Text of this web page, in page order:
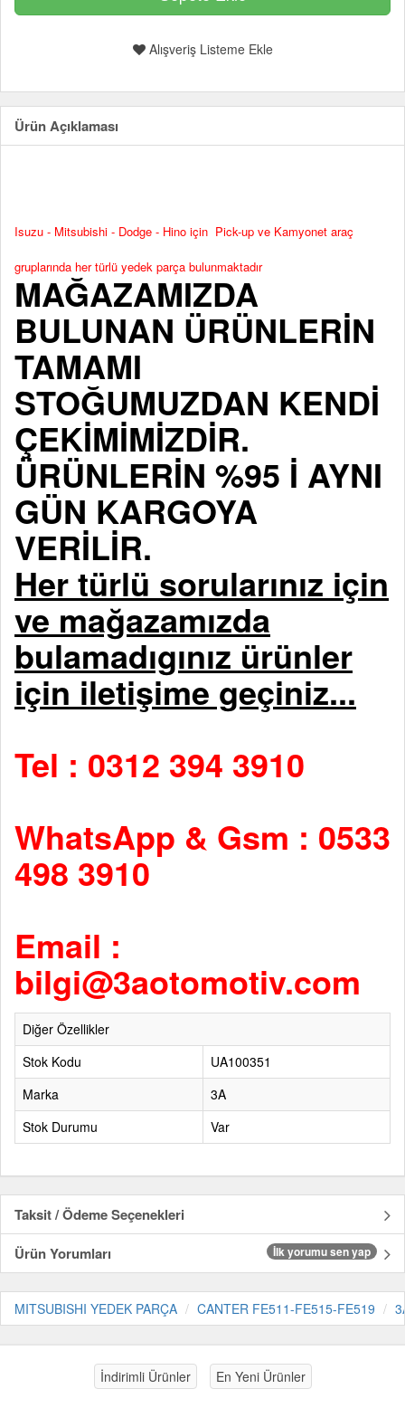
Alışveriş Listeme Ekle
Ürün Açıklaması
Isuzu - Mitsubishi - Dodge - Hino için Pick-up ve Kamyonet araç
gruplarında her türlü yedek parça bulunmaktadır
MAĞAZAMIZDA
BULUNAN ÜRÜNLERİN
TAMAMI
STOĞUMUZDAN KENDİ
ÇEKİMİMİZDİR.
ÜRÜNLERİN %95 İ AYNI
GÜN KARGOYA
VERİLİR.
Her türlü sorularınız için
ve mağazamızda
bulamadıgınız ürünler
için iletişime geçiniz...
Tel : 0312 394 3910
WhatsApp & Gsm : 0533
498 3910
Email :
bilgi@3aotomotiv.com
Diğer Özellikler
Stok Kodu
UA100351
Marka
3A
Stok Durumu
Var
Taksit / Ödeme Seçenekleri
Ürün Yorumları
İlk yorumu sen yap
MITSUBISHI YEDEK PARÇA CANTER FE511-FE515-FE519
İndirimli Ürünler En Yeni Ürünler